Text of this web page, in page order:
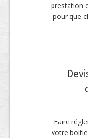
prestation
pour que
Faire
votre